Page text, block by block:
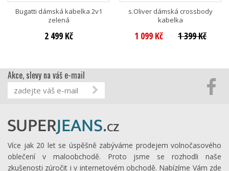
Bugatti dámská kabelka 2v1
zelená
2 499 Kč
s.Oliver dámská crossbody
kabelka
1 099 Kč 1 399 Kč
Akce, slevy na váš e-mail
Více jak 20 let se úspěšně zabýváme prodejem volnočasového
oblečení v maloobchodě. Proto jsme se rozhodli naše
zkušenosti zúročit i v internetovém obchodě. Nabízíme Vám zde